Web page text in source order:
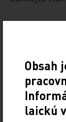
Obsah
laickú